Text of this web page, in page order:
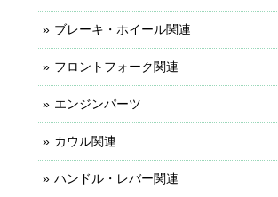
ブレーキ・ホイール関連
フロントフォーク関連
エンジンパーツ
カウル関連
ハンドル・レバー関連